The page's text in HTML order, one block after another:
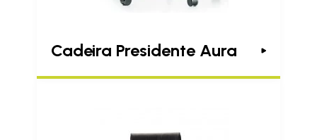
Cadeira Presidente Aura